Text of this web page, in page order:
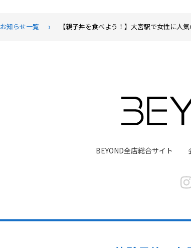
お知らせ一覧 【親子丼を食べよう！】大宮駅で女性に人
BEYOND全店総合サイト